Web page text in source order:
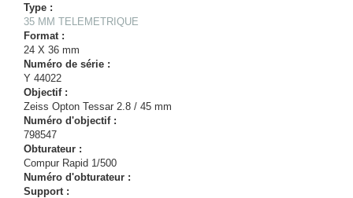
Type :
35 MM TELEMETRIQUE
Format :
24 X 36 mm
Numéro de série :
Y 44022
Objectif :
Zeiss Opton Tessar 2.8 / 45 mm
Numéro d'objectif :
798547
Obturateur :
Compur Rapid 1/500
Numéro d'obturateur :
Support :